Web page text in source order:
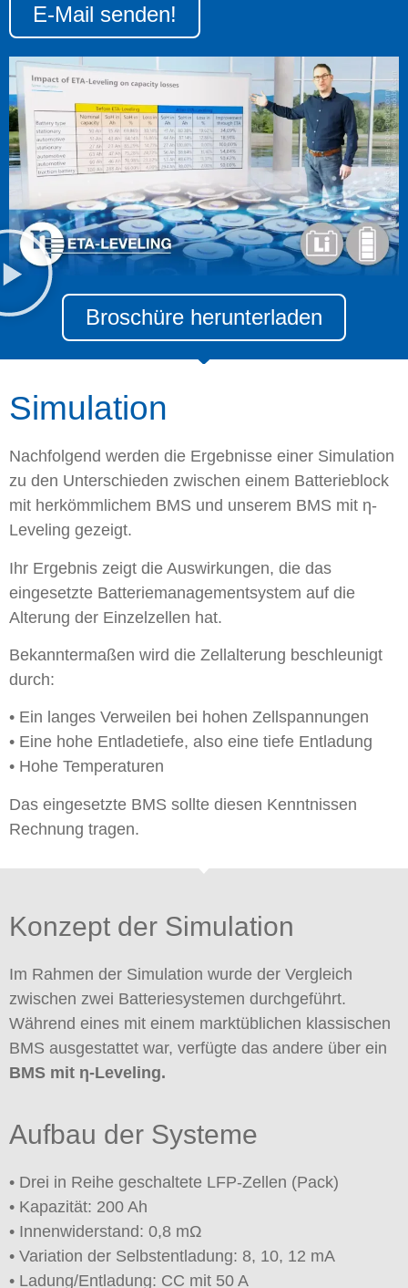
E-Mail senden!
Broschüre herunterladen
Simulation
Nachfolgend werden die Ergebnisse einer Simulation
zu den Unterschieden zwischen einem Batterieblock
mit herkömmlichem BMS und unserem BMS mit η-
Leveling gezeigt.
Ihr Ergebnis zeigt die Auswirkungen, die das
eingesetzte Batteriemanagementsystem auf die
Alterung der Einzelzellen hat.
Bekanntermaßen wird die Zellalterung beschleunigt
durch:
• Ein langes Verweilen bei hohen Zellspannungen
• Eine hohe Entladetiefe, also eine tiefe Entladung
• Hohe Temperaturen
Das eingesetzte BMS sollte diesen Kenntnissen
Rechnung tragen.
Konzept der Simulation
Im Rahmen der Simulation wurde der Vergleich
zwischen zwei Batteriesystemen durchgeführt.
Während eines mit einem marktüblichen klassischen
BMS ausgestattet war, verfügte das andere über ein
BMS mit η-Leveling.
Aufbau der Systeme
• Drei in Reihe geschaltete LFP-Zellen (Pack)
• Kapazität: 200 Ah
• Innenwiderstand: 0,8 mΩ
• Variation der Selbstentladung: 8, 10, 12 mA
• Ladung/Entladung: CC mit 50 A